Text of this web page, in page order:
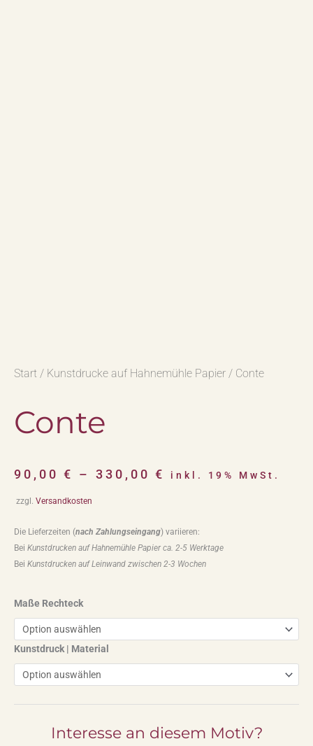
Start / Kunstdrucke auf Hahnemühle Papier / Conte
Conte
90,00€ –330,00€ inkl. 19% MwSt.
zzgl. Versandkosten
Die Lieferzeiten (nach Zahlungseingang) variieren:
Bei Kunstdrucken auf Hahnemühle Papier ca. 2-5 Werktage
Bei Kunstdrucken auf Leinwand zwischen 2-3 Wochen
Maße Rechteck
Kunstdruck | Material
Interesse an diesem Motiv?